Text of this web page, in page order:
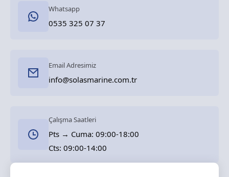
Whatsapp
0535 325 07 37
Email Adresimiz
info@solasmarine.com.tr
Çalışma Saatleri
Pts → Cuma: 09:00-18:00
Cts: 09:00-14:00